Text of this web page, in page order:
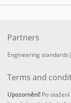
Partners
Engineering standards |
Terms and
Upozornění! Po